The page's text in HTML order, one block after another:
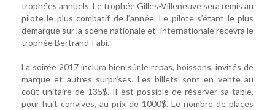
trophées annuels. Le trophée Gilles-Villeneuve sera remis au
pilote le plus combatif de l’année. Le pilote s’étant le plus
démarqué sur la scène nationale et internationale recevra le
trophée Bertrand-Fabi.
La soirée 2017 inclura bien sûr le repas, boissons, invités de
marque et autres surprises. Les billets sont en vente au
coût unitaire de 135$. Il est possible de réserver sa table,
pour huit convives, au prix de 1000$. Le nombre de places